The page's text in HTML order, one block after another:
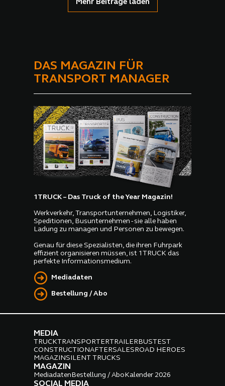
Mehr Beiträge laden
DAS MAGAZIN FÜR
TRANSPORT MANAGER
1TRUCK – Das Truck of the Year Magazin!
Werkverkehr, Transportunternehmen, Logistiker,
Speditionen, Busunternehmen - sie alle haben
Ladung zu managen und Personen zu bewegen.
Genau für diese Spezialisten, die ihren Fuhrpark
effizient organisieren müssen, ist 1TRUCK das
perfekte Informationsmedium.
Mediadaten
Bestellung / Abo
MEDIA
TRUCKTRANSPORTERTRAILERBUSTEST
CONSTRUCTIONAFTERSALESROAD HEROES
MAGAZINSILENT TRUCKS
MAGAZIN
MediadatenBestellung / AboKalender 2026
SOCIAL MEDIA